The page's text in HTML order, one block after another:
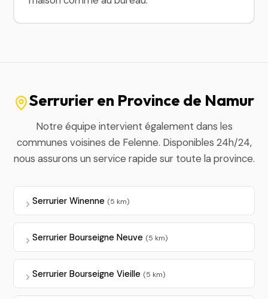
Serrurier en Province de Namur
Notre équipe intervient également dans les
communes voisines de Felenne. Disponibles 24h/24,
nous assurons un service rapide sur toute la province.
Serrurier Winenne (5 km)
Serrurier Bourseigne Neuve (5 km)
Serrurier Bourseigne Vieille (5 km)